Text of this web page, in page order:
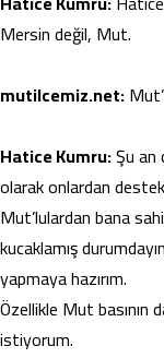
Mersin değil, Mut.
mutilcemiz.net:
Hatice Kumru:Şu an
olarak onlardan
Mut’lulardan bana
kucaklamış
yapmaya hazırım.
Özellikle Mut basının
istiyorum.